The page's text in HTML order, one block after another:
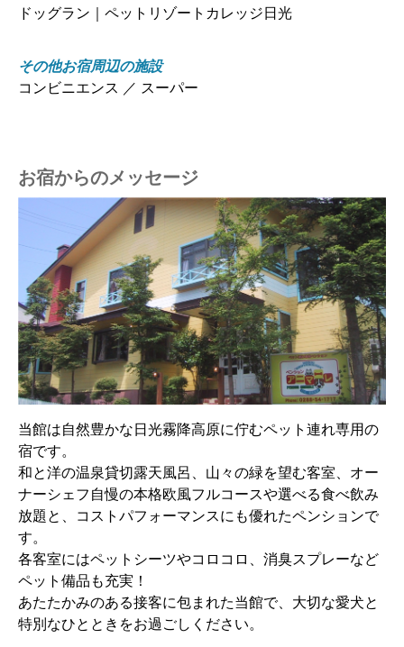
ドッグラン｜ペットリゾートカレッジ日光
その他お宿周辺の施設
コンビニエンス ／ スーパー
お宿からのメッセージ
当館は自然豊かな日光霧降高原に佇むペット連れ専用の
宿です。
和と洋の温泉貸切露天風呂、山々の緑を望む客室、オー
ナーシェフ自慢の本格欧風フルコースや選べる食べ飲み
放題と、コストパフォーマンスにも優れたペンションで
す。
各客室にはペットシーツやコロコロ、消臭スプレーなど
ペット備品も充実！
あたたかみのある接客に包まれた当館で、大切な愛犬と
特別なひとときをお過ごしください。